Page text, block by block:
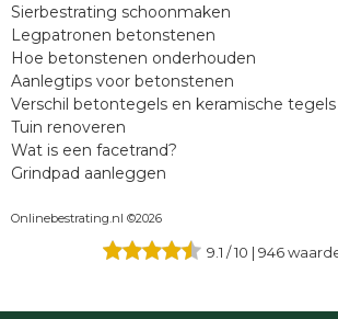
Sierbestrating schoonmaken
Legpatronen betonstenen
Hoe betonstenen onderhouden
Aanlegtips voor betonstenen
Verschil betontegels en keramische tegels
Tuin renoveren
Wat is een facetrand?
Grindpad aanleggen
Onlinebestrating.nl ©2026
9.1 / 10 | 946